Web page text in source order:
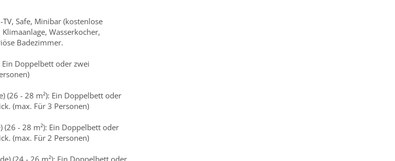
Safe, Minibar (kostenlose
Wasserkocher,
Badezimmer.
Doppelbett oder zwei
(26 - 28 m²): Ein Doppelbett oder
(max. Für 3 Personen)
- 28 m²): Ein Doppelbett oder
(max. Für 2 Personen)
(24 - 26 m²): Ein Doppelbett oder